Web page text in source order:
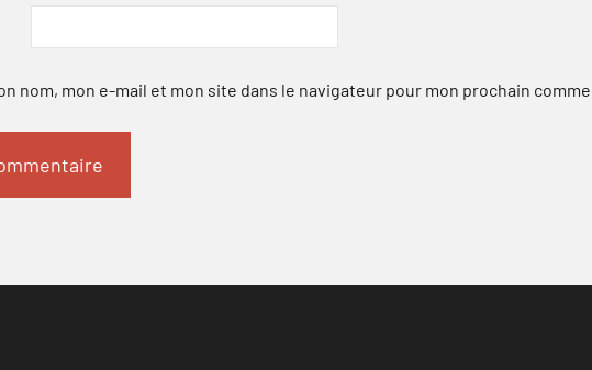
nom, mon e-mail et mon site dans le navigateur pour mon prochain